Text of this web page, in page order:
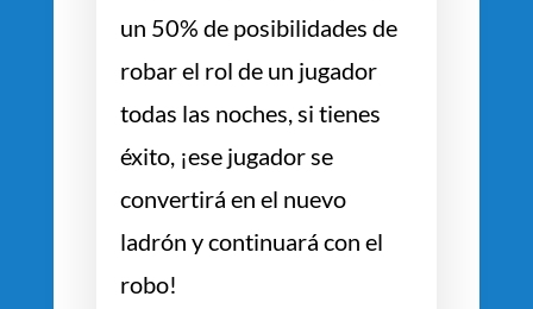
un 50% de posibilidades de
robar el rol de un jugador
todas las noches, si tienes
éxito, ¡ese jugador se
convertirá en el nuevo
ladrón y continuará con el
robo!